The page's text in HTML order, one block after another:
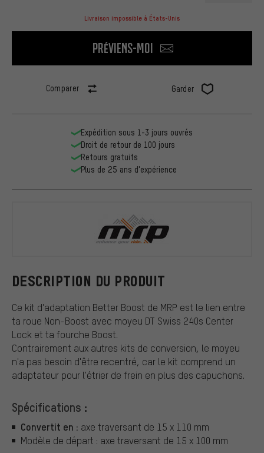
Livraison impossible à États-Unis
Préviens-moi
Comparer Garder
DESCRIPTION DU PRODUIT
Ce kit d'adaptation Better Boost de MRP est le lien entre
ta roue Non-Boost avec moyeu DT Swiss 240s Center
Lock et ta fourche Boost.
Contrairement aux autres kits de conversion, le moyeu
n'a pas besoin d'être recentré, car le kit comprend un
adaptateur pour l'étrier de frein en plus des capuchons.
Spécifications :
Convertit en : axe traversant de 15 x 110 mm
Modèle de départ : axe traversant de 15 x 100 mm
Expédition sous 1-3 jours ouvrés
Droit de retour de 100 jours
Retours gratuits
Plus de 25 ans d'expérience